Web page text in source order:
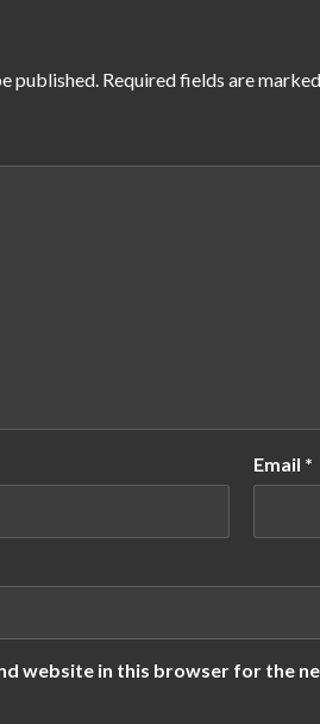
published. Required fields are marked
Email *
website in this browser for the